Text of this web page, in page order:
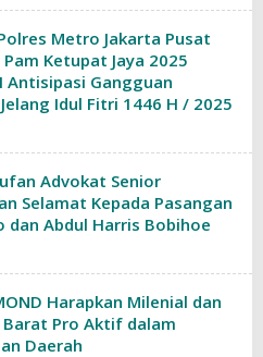
Metro Jakarta Pusat
Ketupat Jaya 2025
Antisipasi Gangguan
Idul Fitri 1446 H / 2025
Advokat Senior
Selamat Kepada Pasangan
dan Abdul Harris Bobihoe
Harapkan Milenial dan
Barat Pro Aktif dalam
Daerah